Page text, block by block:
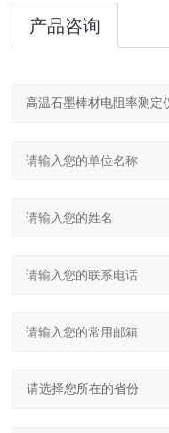
产品咨询